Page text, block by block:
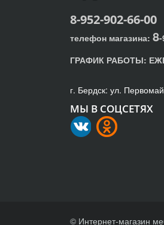
8-952-902-66-00
телефон магазина: 8-
ГРАФИК РАБОТЫ:
г. Бердск: ул.
МЫ В СОЦСЕТЯХ
© Интернет-магазин